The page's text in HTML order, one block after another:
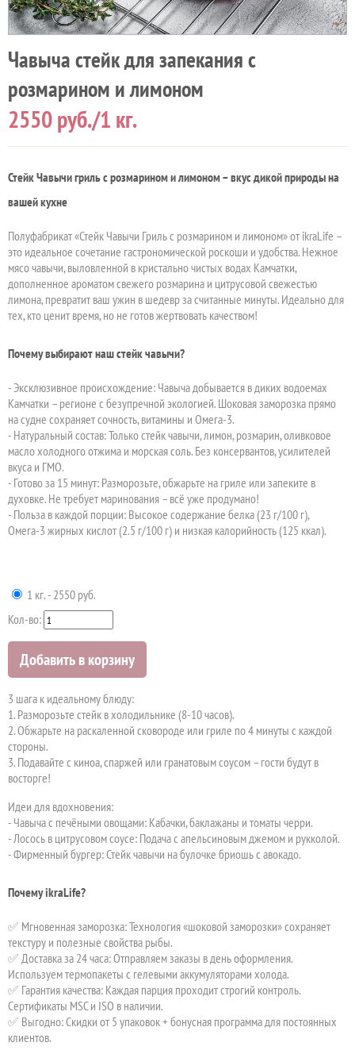
Чавыча стейк для запекания с
розмарином и лимоном
2550руб./1 кг.
Стейк Чавычи гриль с розмарином и лимоном – вкус дикой природы на
вашей кухне
Полуфабрикат «Стейк Чавычи Гриль с розмарином и лимоном» от ikraLife –
это идеальное сочетание гастрономической роскоши и удобства. Нежное
мясо чавычи, выловленной в кристально чистых водах Камчатки,
дополненное ароматом свежего розмарина и цитрусовой свежестью
лимона, превратит ваш ужин в шедевр за считанные минуты. Идеально для
тех, кто ценит время, но не готов жертвовать качеством!
Почему выбирают наш стейк чавычи?
- Эксклюзивное происхождение: Чавыча добывается в диких водоемах
Камчатки – регионе с безупречной экологией. Шоковая заморозка прямо
на судне сохраняет сочность, витамины и Омега-3.
- Натуральный состав: Только стейк чавычи, лимон, розмарин, оливковое
масло холодного отжима и морская соль. Без консервантов, усилителей
вкуса и ГМО.
- Готово за 15 минут: Разморозьте, обжарьте на гриле или запеките в
духовке. Не требует маринования – всё уже продумано!
- Польза в каждой порции: Высокое содержание белка (23 г/100 г),
Омега-3 жирных кислот (2.5 г/100 г) и низкая калорийность (125 ккал).
1 кг. - 2550 руб.
Кол-во:
Добавить в корзину
3 шага к идеальному блюду:
1. Разморозьте стейк в холодильнике (8-10 часов).
2. Обжарьте на раскаленной сковороде или гриле по 4 минуты с каждой
стороны.
3. Подавайте с киноа, спаржей или гранатовым соусом – гости будут в
восторге!
Идеи для вдохновения:
- Чавыча с печёными овощами: Кабачки, баклажаны и томаты черри.
- Лосось в цитрусовом соусе: Подача с апельсиновым джемом и рукколой.
- Фирменный бургер: Стейк чавычи на булочке бриошь с авокадо.
Почему ikraLife?
✅ Мгновенная заморозка: Технология «шоковой заморозки» сохраняет
текстуру и полезные свойства рыбы.
✅ Доставка за 24 часа: Отправляем заказы в день оформления.
Используем термопакеты с гелевыми аккумуляторами холода.
✅ Гарантия качества: Каждая парция проходит строгий контроль.
Сертификаты MSC и ISO в наличии.
✅ Выгодно: Скидки от 5 упаковок + бонусная программа для постоянных
клиентов.